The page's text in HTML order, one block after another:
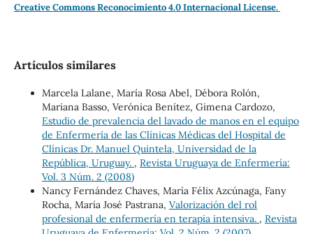
Creative Commons Reconocimiento 4.0 Internacional License.
Artículos similares
Marcela Lalane, María Rosa Abel, Débora Rolón,
Mariana Basso, Verónica Benítez, Gimena Cardozo,
Estudio de prevalencia del lavado de manos en el equipo
de Enfermería de las Clínicas Médicas del Hospital de
Clínicas Dr. Manuel Quintela, Universidad de la
República, Uruguay. , Revista Uruguaya de Enfermería:
Vol. 3 Núm. 2 (2008)
Nancy Fernández Chaves, María Félix Azcúnaga, Fany
Rocha, María José Pastrana, Valorización del rol
profesional de enfermería en terapia intensiva. , Revista